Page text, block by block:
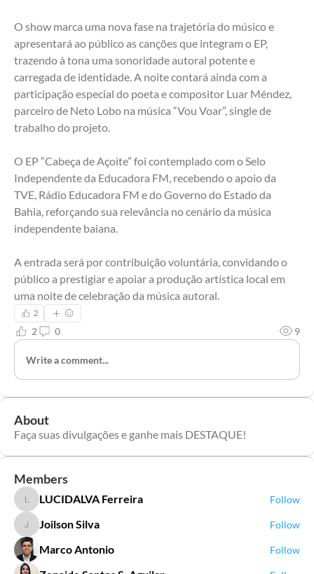
O show marca uma nova fase na trajetória do músico e
apresentará ao público as canções que integram o EP,
trazendo à tona uma sonoridade autoral potente e
carregada de identidade. A noite contará ainda com a
participação especial do poeta e compositor Luar Méndez,
parceiro de Neto Lobo na música “Vou Voar”, single de
trabalho do projeto.
O EP “Cabeça de Açoite” foi contemplado com o Selo
Independente da Educadora FM, recebendo o apoio da
TVE, Rádio Educadora FM e do Governo do Estado da
Bahia, reforçando sua relevância no cenário da música
independente baiana.
A entrada será por contribuição voluntária, convidando o
público a prestigiar e apoiar a produção artística local em
uma noite de celebração da música autoral.
2
2 0 9
Write a comment...
About
Faça suas divulgações e ganhe mais DESTAQUE!
Members
LUCIDALVA Ferreira
LUCIDALVA Ferreira Follow
Joilson Silva
Joilson Silva Follow
Marco Antonio Follow